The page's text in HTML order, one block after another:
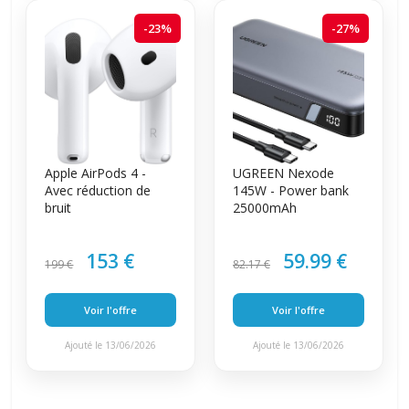
-23%
Apple AirPods 4 -
Avec réduction de
bruit
199 € 153 €
Voir l'offre
Ajouté le 13/06/2026
-27%
UGREEN Nexode
145W - Power bank
25000mAh
82.17 € 59.99 €
Voir l'offre
Ajouté le 13/06/2026